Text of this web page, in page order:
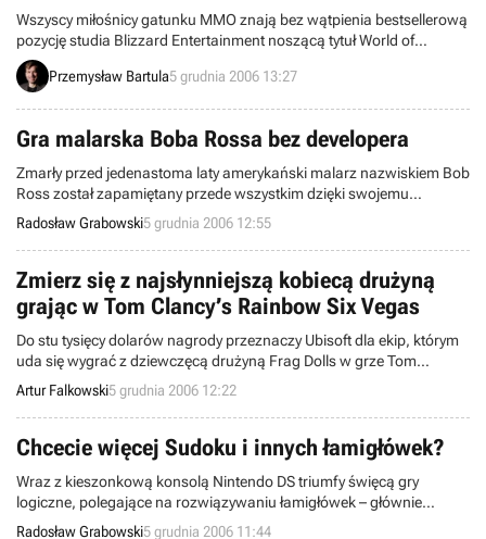
Wszyscy miłośnicy gatunku MMO znają bez wątpienia bestsellerową
pozycję studia Blizzard Entertainment noszącą tytuł World of
WarCraft, a temat pełnoprawnego rozszerzenia gry, tj. World of
Warcraft: The Burning Crusade również nie jest im obcy,
subskrybentów. Czy w świetle tego faktu wśród czytelników serwisu
Gry-OnLine znajdzie się osoba, która odmówiłaby chęci wzięcia
udziału w Beta Testach add-ona tego hitu?
Przemysław Bartula5 grudnia 2006 13:27
Gra malarska Boba Rossa bez developera
Zmarły przed jedenastoma laty amerykański malarz nazwiskiem Bob
Ross został zapamiętany przede wszystkim dzięki swojemu
programowi telewizyjnemu pt. The Joy of Painting, traktującemu
głównie o ekspresowym tworzeniu pejzaży na płótnie.
Wprowadzeniem tej marki w świat gier zainteresowała się kilka
miesięcy temu firma developerska AGFRAG, aczkolwiek właśnie
pojawiły się pewne problemy.
Radosław Grabowski5 grudnia 2006 12:55
Zmierz się z najsłynniejszą kobiecą drużyną
grając w Tom Clancy’s Rainbow Six Vegas
Do stu tysięcy dolarów nagrody przeznaczy Ubisoft dla ekip, którym
uda się wygrać z dziewczęcą drużyną Frag Dolls w grze Tom
Clancy’s Rainbow Six Vegas.
Artur Falkowski5 grudnia 2006 12:22
Chcecie więcej Sudoku i innych łamigłówek?
Wraz z kieszonkową konsolą Nintendo DS triumfy święcą gry
logiczne, polegające na rozwiązywaniu łamigłówek – głównie
matematycznych. Właśnie zapowiedziano kolejną pozycję tego typu,
Radosław Grabowski5 grudnia 2006 11:44